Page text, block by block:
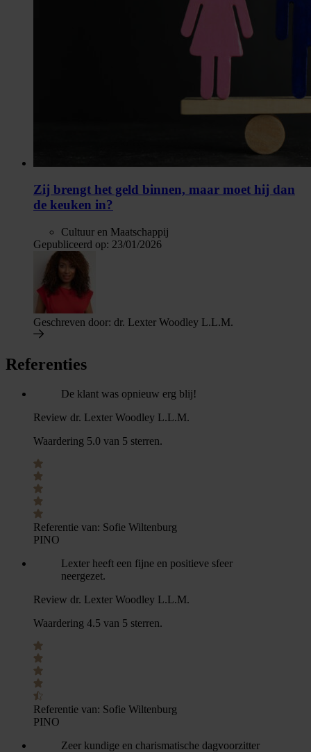
Zij brengt het geld binnen, maar moet hij dan
de keuken in?
Cultuur en Maatschappij
Gepubliceerd op: 23/01/2026
Geschreven door: dr. Lexter Woodley L.L.M.
Referenties
De klant was opnieuw erg blij!
Review dr. Lexter Woodley L.L.M.
Waardering 5.0 van 5 sterren.
Referentie van: Sofie Wiltenburg
PINO
Lexter heeft een fijne en positieve sfeer
neergezet.
Review dr. Lexter Woodley L.L.M.
Waardering 4.5 van 5 sterren.
Referentie van: Sofie Wiltenburg
PINO
Zeer kundige en charismatische dagvoorzitter